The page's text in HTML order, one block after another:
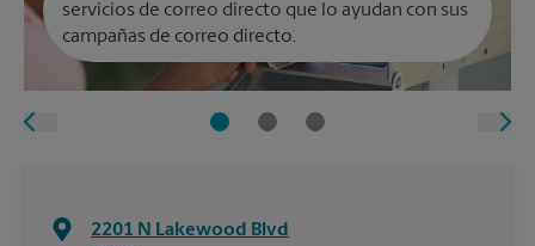
servicios de correo directo que lo ayudan con sus
campañas de correo directo.
2201 N Lakewood Blvd